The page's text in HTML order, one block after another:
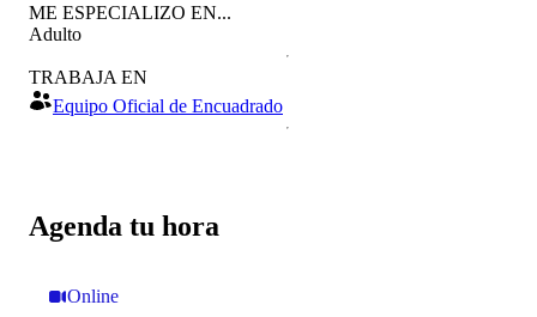
Agenda tu hora
Online
ME ESPECIALIZO EN...
Adulto
TRABAJA EN
Equipo Oficial de Encuadrado